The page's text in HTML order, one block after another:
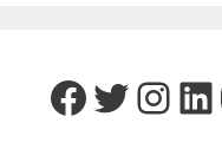
Twitter